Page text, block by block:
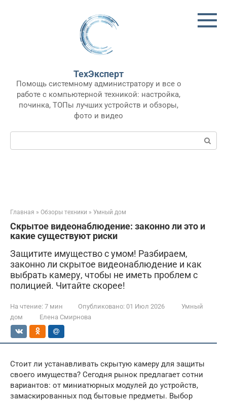
ТехЭксперт
Помощь системному администратору и все о
работе с компьютерной техникой: настройка,
починка, ТОПы лучших устройств и обзоры,
фото и видео
Поиск:
Главная » Обзоры техники » Умный дом
Скрытое видеонаблюдение: законно ли это и
какие существуют риски
Защитите имущество с умом! Разбираем,
законно ли скрытое видеонаблюдение и как
выбрать камеру, чтобы не иметь проблем с
полицией. Читайте скорее!
На чтение: 7 мин Опубликовано: 01 Июл 2026
Умный
дом
Елена Смирнова
Стоит ли устанавливать скрытую камеру для защиты
своего имущества? Сегодня рынок предлагает сотни
вариантов: от миниатюрных модулей до устройств,
замаскированных под бытовые предметы. Выбор